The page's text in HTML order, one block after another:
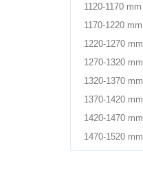
1120-1170 mm
1170-1220 mm
1220-1270 mm
1270-1320 mm
1320-1370 mm
1370-1420 mm
1420-1470 mm
1470-1520 mm